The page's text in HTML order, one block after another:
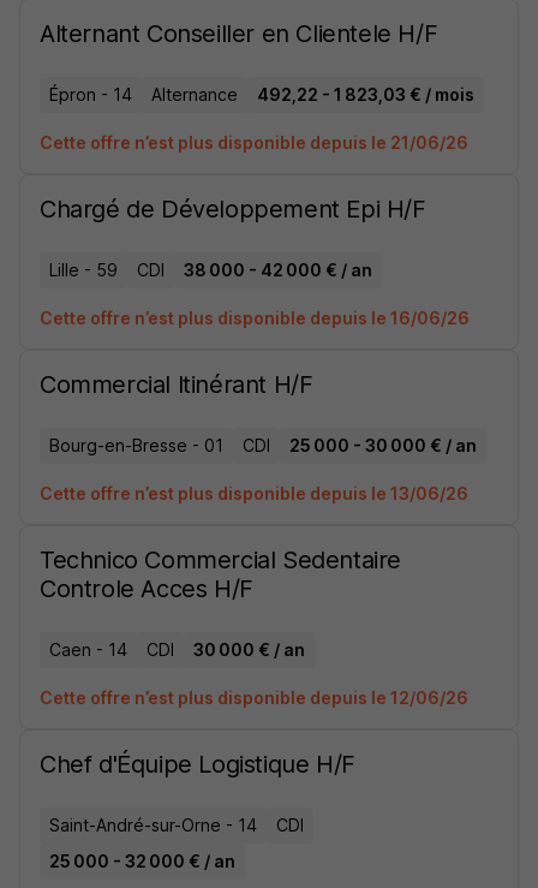
Alternant Conseiller en Clientele H/F
Épron - 14 Alternance 492,22 - 1 823,03 € / mois
Cette offre n’est plus disponible depuis le 21/06/26
Chargé de Développement Epi H/F
Lille - 59 CDI 38 000 - 42 000 € / an
Cette offre n’est plus disponible depuis le 16/06/26
Commercial Itinérant H/F
Bourg-en-Bresse - 01 CDI 25 000 - 30 000 € / an
Cette offre n’est plus disponible depuis le 13/06/26
Technico Commercial Sedentaire
Controle Acces H/F
Caen - 14 CDI 30 000 € / an
Cette offre n’est plus disponible depuis le 12/06/26
Chef d'Équipe Logistique H/F
Saint-André-sur-Orne - 14
CDI
25 000 - 32 000 € / an